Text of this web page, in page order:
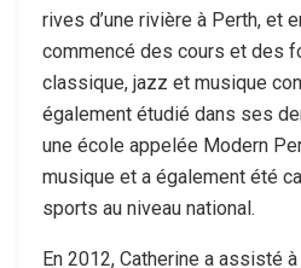
rives d’une rivière à Perth, et
commencé des cours et des
classique, jazz et musique
également étudié dans ses
une école appelée Modern
musique et a également été
sports au niveau national.
En 2012, Catherine a assisté